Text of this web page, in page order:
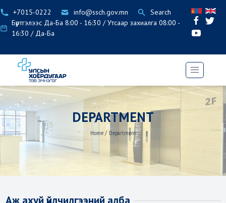
+7015-0222 info@ssch.gov.mn
Search
Бүртгэлээс Да-Ба 8:00 - 16:30 / Утсаар захиалга 08:00 -
16:30 / Да-Ба
DEPARTMENT
Home / Department